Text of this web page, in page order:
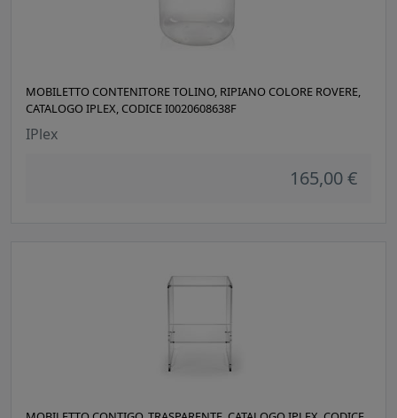
MOBILETTO CONTENITORE TOLINO, RIPIANO COLORE ROVERE,
CATALOGO IPLEX, CODICE I0020608638F
IPlex
165,00 €